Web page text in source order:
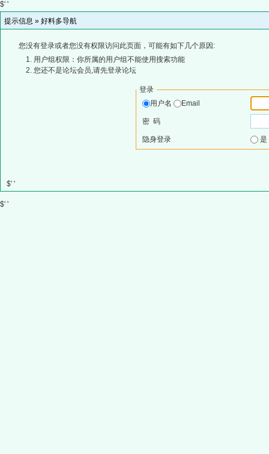
$' '
提示信息 » 好料多导航
您没有登录或者您没有权限访问此页面，可能有如下几个原因:
用户组权限：你所属的用户组不能使用搜索功能
您还不是论坛会员,请先登录论坛
登录
用户名
Email
密 码
隐身登录
$' '
$' '